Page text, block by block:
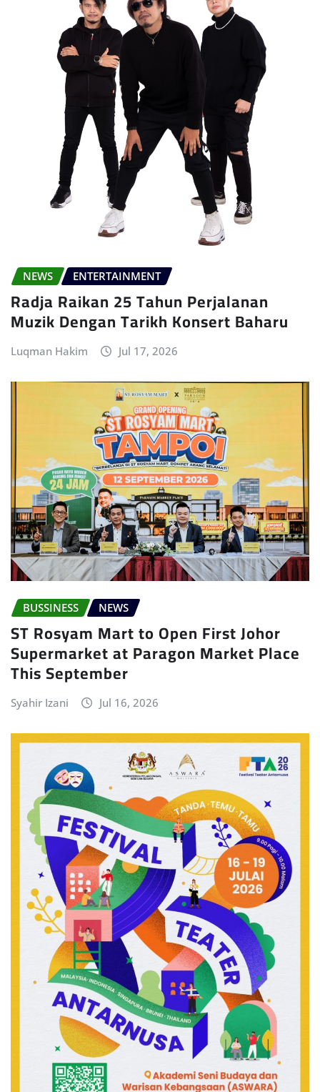
NEWS ENTERTAINMENT
Radja Raikan 25 Tahun Perjalanan
Muzik Dengan Tarikh Konsert Baharu
Luqman Hakim Jul 17, 2026
BUSSINESS NEWS
ST Rosyam Mart to Open First Johor
Supermarket at Paragon Market Place
This September
Syahir Izani Jul 16, 2026